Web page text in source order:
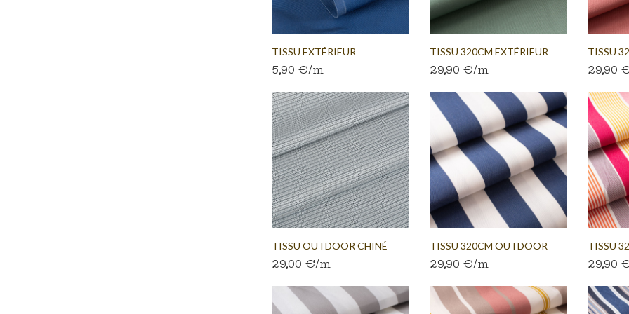
TISSU EXTÉRIEUR
TRANSAT...
5,90 €/m
TISSU 320CM EXTÉRIEUR
VERT
29,90 €/m
TISSU
VIEUX...
29,90
TISSU OUTDOOR CHINÉ
NOIR BLANC
29,00 €/m
TISSU 320CM OUTDOOR
RAYURE...
29,90 €/m
TISSU
29,90